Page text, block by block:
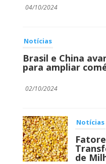
04/10/2024
Notícias
Brasil e China
para ampliar
02/10/2024
Notícias
de